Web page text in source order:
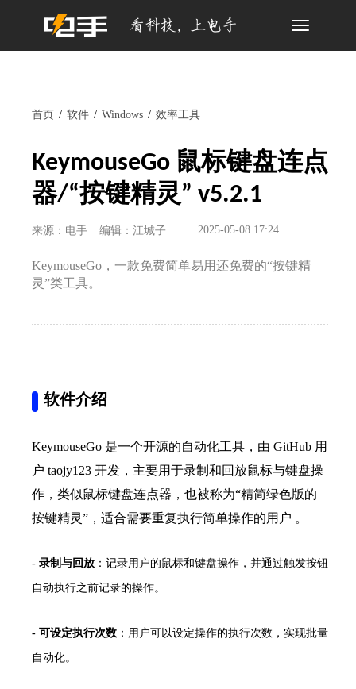
Toggle
首页 软件 Windows 效率工具
KeymouseGo 鼠标键盘连点
器/“按键精灵” v5.2.1
来源：电手 编辑：江城子 2025-05-08 17:24
KeymouseGo，一款免费简单易用还免费的“按键精
灵”类工具。
软件介绍
KeymouseGo 是一个开源的自动化工具，由 GitHub 用
户 taojy123 开发，主要用于录制和回放鼠标与键盘操
作，类似鼠标键盘连点器，也被称为“精简绿色版的
按键精灵”，适合需要重复执行简单操作的用户 。
- 录制与回放 ：记录用户的鼠标和键盘操作，并通过触发按钮
自动执行之前记录的操作。
- 可设定执行次数 ：用户可以设定操作的执行次数，实现批量
自动化。